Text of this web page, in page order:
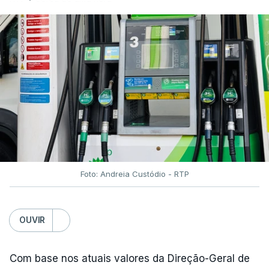
Foto: Andreia Custódio - RTP
OUVIR
Com base nos atuais valores da Direção-Geral de